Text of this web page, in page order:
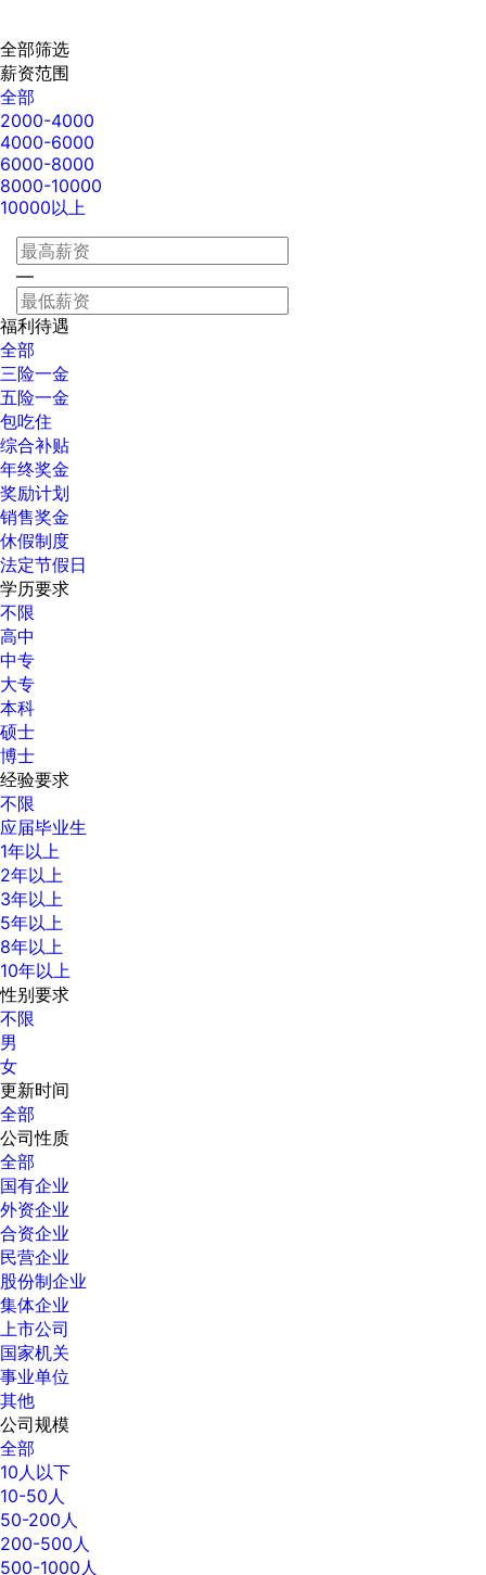
全部筛选
薪资范围
全部
2000-4000
4000-6000
6000-8000
8000-10000
10000以上
—
福利待遇
全部
三险一金
五险一金
包吃住
综合补贴
年终奖金
奖励计划
销售奖金
休假制度
法定节假日
学历要求
不限
高中
中专
大专
本科
硕士
博士
经验要求
不限
应届毕业生
1年以上
2年以上
3年以上
5年以上
8年以上
10年以上
性别要求
不限
男
女
更新时间
全部
公司性质
全部
国有企业
外资企业
合资企业
民营企业
股份制企业
集体企业
上市公司
国家机关
事业单位
其他
公司规模
全部
10人以下
10-50人
50-200人
200-500人
500-1000人